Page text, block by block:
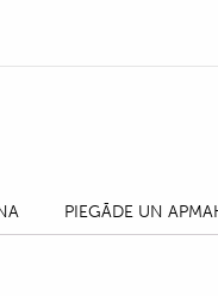
PIEGĀDE UN